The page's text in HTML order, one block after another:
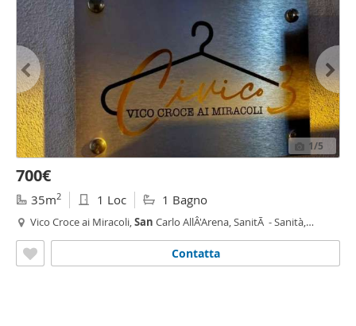
1/5
700€
35m2 1 Loc 1 Bagno
Vico Croce ai Miracoli,San Carlo AllÂ'Arena, SanitÃ - Sanità,
Contatta